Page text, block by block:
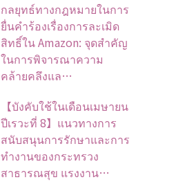
กลยุทธ์ทางกฎหมายในการ
ยื่นคำร้องเรื่องการละเมิด
สิทธิ์ใน Amazon: จุดสำคัญ
ในการพิจารณาความ
คล้ายคลึงแล…
【บังคับใช้ในเดือนเมษายน
ปีเรวะที่ 8】แนวทางการ
สนับสนุนการรักษาและการ
ทำงานของกระทรวง
สาธารณสุข แรงงาน…